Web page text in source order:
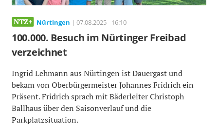
Nürtingen | 07.08.2025 - 16:10
100.000. Besuch im Nürtinger Freibad
verzeichnet
Ingrid Lehmann aus Nürtingen ist Dauergast und
bekam von Oberbürgermeister Johannes Fridrich ein
Präsent. Fridrich sprach mit Bäderleiter Christoph
Ballhaus über den Saisonverlauf und die
Parkplatzsituation.